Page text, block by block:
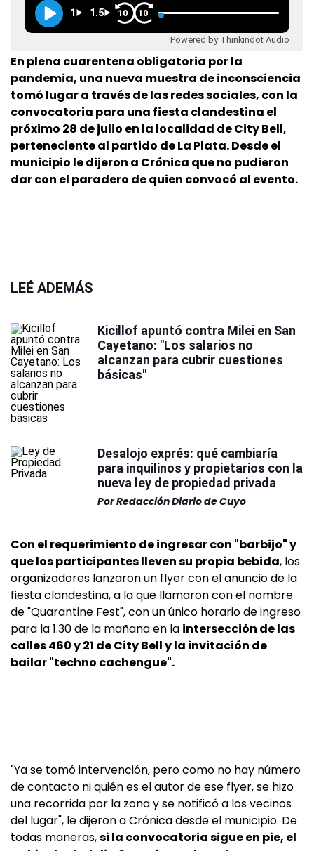
1 1.5 10 10
Powered by Thinkindot Audio
En plena cuarentena obligatoria por la
pandemia, una nueva muestra de inconsciencia
tomó lugar a través de las redes sociales, con la
convocatoria para una fiesta clandestina el
próximo 28 de julio en la localidad de City Bell,
perteneciente al partido de La Plata. Desde el
municipio le dijeron a Crónica que no pudieron
dar con el paradero de quien convocó al evento.
LEÉ ADEMÁS
Kicillof apuntó contra Milei en San
Cayetano: "Los salarios no
alcanzan para cubrir cuestiones
básicas"
Desalojo exprés: qué cambiaría
para inquilinos y propietarios con la
nueva ley de propiedad privada
PorRedacción Diario de Cuyo
Con el requerimiento de ingresar con "barbijo" y
que los participantes lleven su propia bebida, los
organizadores lanzaron un flyer con el anuncio de la
fiesta clandestina, a la que llamaron con el nombre
de "Quarantine Fest", con un único horario de ingreso
para la 1.30 de la mañana en la intersección de las
calles 460 y 21 de City Bell y la invitación de
bailar "techno cachengue".
"Ya se tomó intervención, pero como no hay número
de contacto ni quién es el autor de ese flyer, se hizo
una recorrida por la zona y se notificó a los vecinos
del lugar", le dijeron a Crónica desde el municipio. De
todas maneras,si la convocatoria sigue en pie, el